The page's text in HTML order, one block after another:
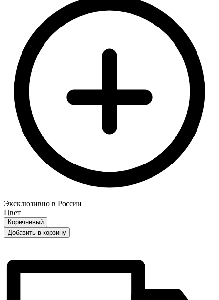
Эксклюзивно в России
Цвет
Коричневый
Добавить в корзину